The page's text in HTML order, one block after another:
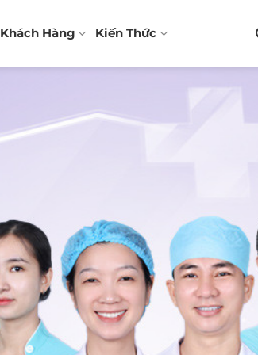
Khách Hàng Kiến Thức